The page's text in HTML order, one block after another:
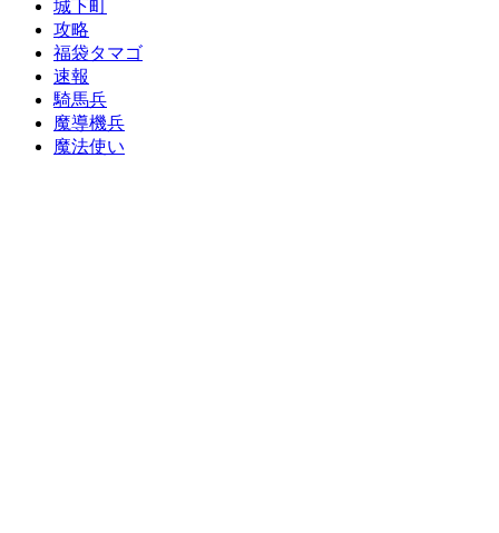
城下町
攻略
福袋タマゴ
速報
騎馬兵
魔導機兵
魔法使い